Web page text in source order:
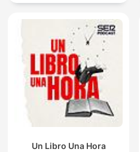
Un Libro Una Hora